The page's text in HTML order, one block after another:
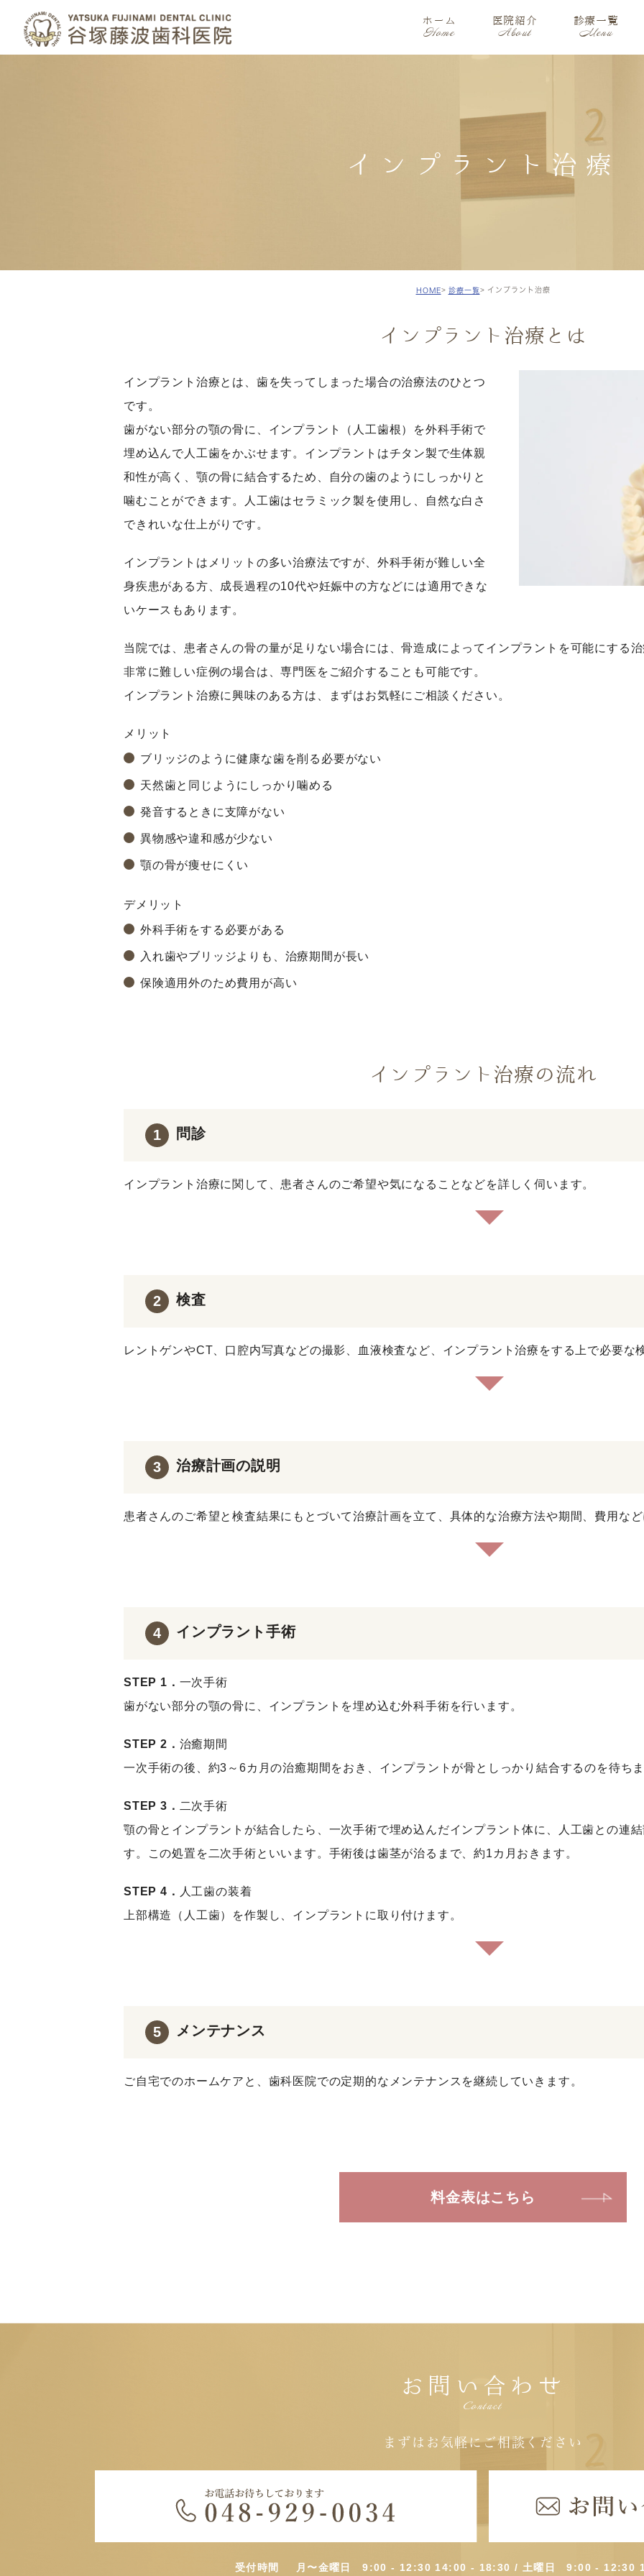
ホーム
Home
医院紹介
About
診療一覧
Menu
インプラント治療
HOME 診療一覧 インプラント治療
インプラント治療とは
インプラント治療とは、歯を失ってしまった場合の治療法のひとつ
です。
歯がない部分の顎の骨に、インプラント（人工歯根）を外科手術で
埋め込んで人工歯をかぶせます。インプラントはチタン製で生体親
和性が高く、顎の骨に結合するため、自分の歯のようにしっかりと
噛むことができます。人工歯はセラミック製を使用し、自然な白さ
できれいな仕上がりです。
インプラントはメリットの多い治療法ですが、外科手術が難しい全
身疾患がある方、成長過程の10代や妊娠中の方などには適用できな
いケースもあります。
当院では、患者さんの骨の量が足りない場合には、骨造成によってインプラントを可能にする治
非常に難しい症例の場合は、専門医をご紹介することも可能です。
インプラント治療に興味のある方は、まずはお気軽にご相談ください。
メリット
ブリッジのように健康な歯を削る必要がない
天然歯と同じようにしっかり噛める
発音するときに支障がない
異物感や違和感が少ない
顎の骨が痩せにくい
デメリット
外科手術をする必要がある
入れ歯やブリッジよりも、治療期間が長い
保険適用外のため費用が高い
インプラント治療の流れ
1 問診
インプラント治療に関して、患者さんのご希望や気になることなどを詳しく伺います。
2 検査
レントゲンやCT、口腔内写真などの撮影、血液検査など、インプラント治療をする上で必要な
3 治療計画の説明
患者さんのご希望と検査結果にもとづいて治療計画を立て、具体的な治療方法や期間、費用など
4 インプラント手術
STEP 1． 一次手術
歯がない部分の顎の骨に、インプラントを埋め込む外科手術を行います。
STEP 2． 治癒期間
一次手術の後、約3～6カ月の治癒期間をおき、インプラントが骨としっかり結合するのを待ちま
STEP 3． 二次手術
顎の骨とインプラントが結合したら、一次手術で埋め込んだインプラント体に、人工歯との連
す。この処置を二次手術といいます。手術後は歯茎が治るまで、約1カ月おきます。
STEP 4． 人工歯の装着
上部構造（人工歯）を作製し、インプラントに取り付けます。
5 メンテナンス
ご自宅でのホームケアと、歯科医院での定期的なメンテナンスを継続していきます。
料金表はこちら
お問い合わせ
Contact
まずはお気軽にご相談ください
受付時間 月〜金曜日 9:00 - 12:30 14:00 - 18:30 / 土曜日 9:00 - 12:30